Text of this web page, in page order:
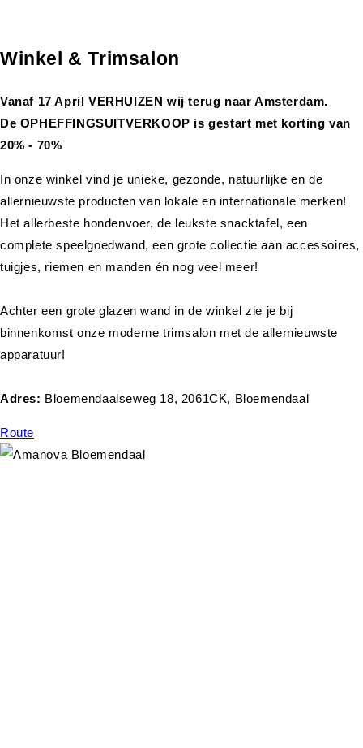
Winkel & Trimsalon
Vanaf 17 April VERHUIZEN wij terug naar Amsterdam.
De OPHEFFINGSUITVERKOOP is gestart met korting van
20% - 70%
In onze winkel vind je unieke, gezonde, natuurlijke en de
allernieuwste producten van lokale en internationale merken!
Het allerbeste hondenvoer, de leukste snacktafel, een
complete speelgoedwand, een grote collectie aan accessoires,
tuigjes, riemen en manden én nog veel meer!
Achter een grote glazen wand in de winkel zie je bij
binnenkomst onze moderne trimsalon met de allernieuwste
apparatuur!
Adres: Bloemendaalseweg 18, 2061CK, Bloemendaal
Route